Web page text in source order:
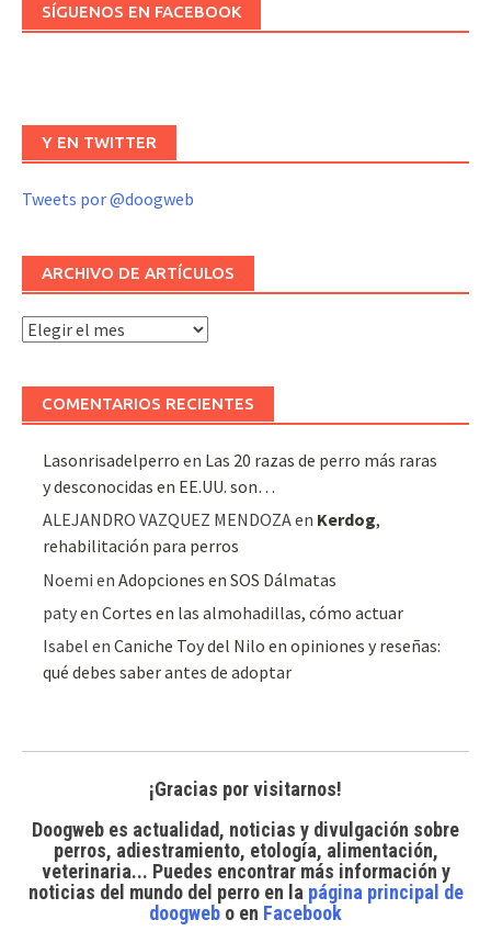
SÍGUENOS EN FACEBOOK
Y EN TWITTER
Tweets por @doogweb
ARCHIVO DE ARTÍCULOS
Archivo
COMENTARIOS RECIENTES
Lasonrisadelperro en Las 20 razas de perro más raras
y desconocidas en EE.UU. son…
ALEJANDRO VAZQUEZ MENDOZAen Kerdog,
rehabilitación para perros
Noemi enAdopciones en SOS Dálmatas
patyenCortes en las almohadillas, cómo actuar
Isabel enCaniche Toy del Nilo en opiniones y reseñas:
qué debes saber antes de adoptar
¡Gracias por visitarnos!
Doogweb es actualidad, noticias y divulgación sobre
perros, adiestramiento, etología, alimentación,
veterinaria... Puedes encontrar más información y
noticias del mundo del perroen la página principal de
doogweb o en Facebook